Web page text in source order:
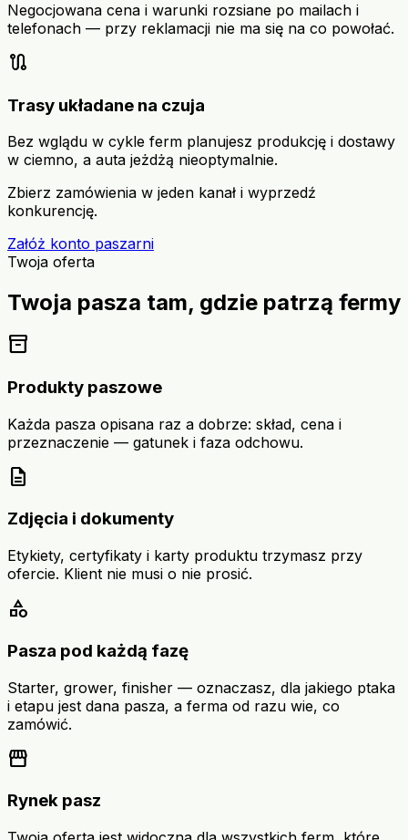
Negocjowana cena i warunki rozsiane po mailach i
telefonach — przy reklamacji nie ma się na co powołać.
route
Trasy układane na czuja
Bez wglądu w cykle ferm planujesz produkcję i dostawy
w ciemno, a auta jeżdżą nieoptymalnie.
Zbierz zamówienia w jeden kanał i wyprzedź
konkurencję.
Załóż konto paszarni
Twoja oferta
Twoja pasza tam, gdzie patrzą fermy
inventory_2
Produkty paszowe
Każda pasza opisana raz a dobrze: skład, cena i
przeznaczenie — gatunek i faza odchowu.
description
Zdjęcia i dokumenty
Etykiety, certyfikaty i karty produktu trzymasz przy
ofercie. Klient nie musi o nie prosić.
category
Pasza pod każdą fazę
Starter, grower, finisher — oznaczasz, dla jakiego ptaka
i etapu jest dana pasza, a ferma od razu wie, co
zamówić.
storefront
Rynek pasz